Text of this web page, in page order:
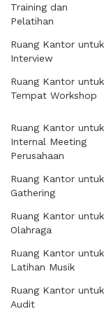
Training dan
Pelatihan
Ruang Kantor untuk
Interview
Ruang Kantor untuk
Tempat Workshop
Ruang Kantor untuk
Internal Meeting
Perusahaan
Ruang Kantor untuk
Gathering
Ruang Kantor untuk
Olahraga
Ruang Kantor untuk
Latihan Musik
Ruang Kantor untuk
Audit